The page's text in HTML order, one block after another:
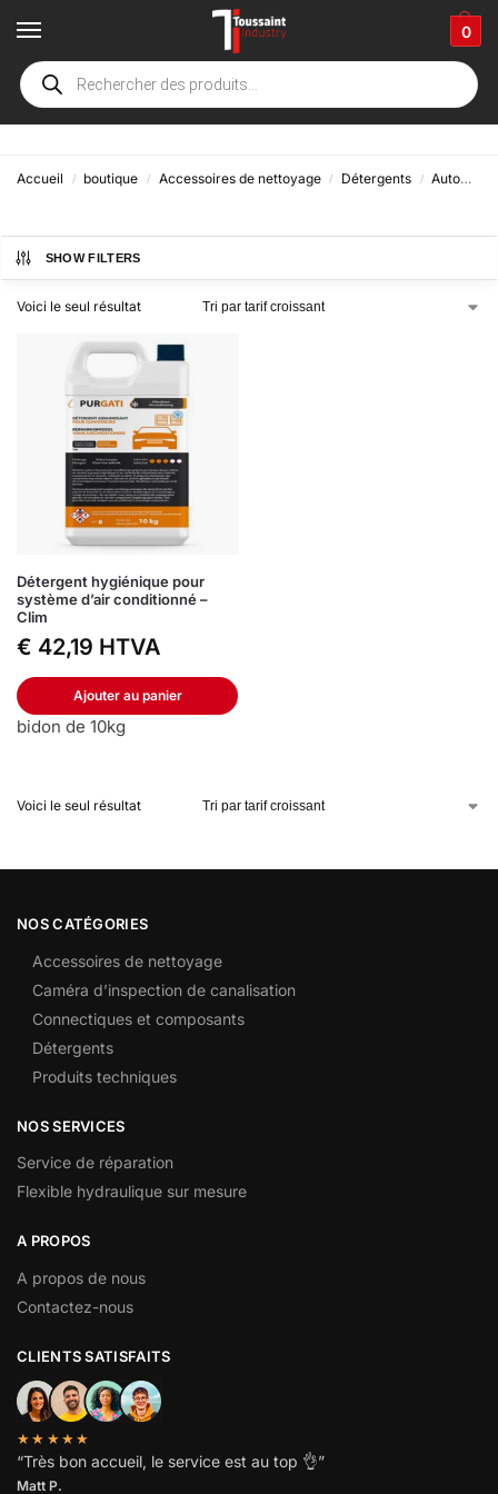
0
clim
Accueil / boutique / Accessoires de nettoyage / Détergents / Automobile
SHOW FILTERS
Voici le seul résultat
Détergent hygiénique pour
système d’air conditionné –
Clim
€ 42,19 HTVA
Ajouter au panier
bidon de 10kg
Voici le seul résultat
NOS CATÉGORIES
Accessoires de nettoyage
Caméra d’inspection de canalisation
Connectiques et composants
Détergents
Produits techniques
NOS SERVICES
Service de réparation
Flexible hydraulique sur mesure
A PROPOS
A propos de nous
Contactez-nous
CLIENTS SATISFAITS
★★★★★
“Très bon accueil, le service est au top 👌”
Matt P.